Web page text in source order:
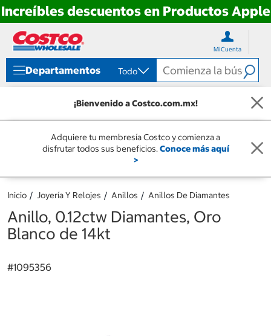
Increíbles descuentos en Productos Apple
directo
contenido
directo
menú
navegación
Mi Cuenta
Departamentos Todo
¡Bienvenido a Costco.com.mx!
Adquiere tu membresía Costco y comienza a
disfrutar todos sus beneficios.Conoce más aquí
>
Inicio Joyería Y Relojes Anillos Anillos De Diamantes
Anillo, 0.12ctw Diamantes, Oro
Blanco de 14kt
#1095356